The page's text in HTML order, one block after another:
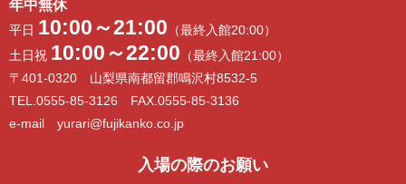
年中無休
平日 10:00～21:00 （最終入館20:00）
土日祝 10:00～22:00 （最終入館21:00）
〒401-0320 山梨県南都留郡鳴沢村8532-5
TEL.0555-85-3126 FAX.0555-85-3136
e-mail yurari@fujikanko.co.jp
入場の際のお願い